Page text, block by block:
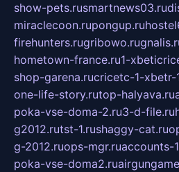
show-pets.rusmartnews03.ru
miraclecoon.rupongup.ru
firehunters.rugribowo.ru
hometown-france.ru1-
shop-garena.rucricetc-1-xbetr-
one-life-story.rutop-halyava.ru
poka-vse-doma-2.ru3-d-file.ru
g2012.rutst-1.rushaggy-cat.ru
g-2012.ruops-mgr.ruaccounts-
poka-vse-doma2.ru